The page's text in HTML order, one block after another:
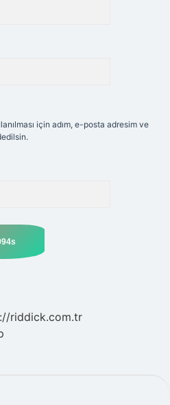
için adım, e-posta adresim ve
riddick.com.tr